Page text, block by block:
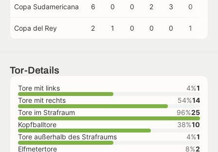
Copa Sudamericana 6 0 0 2 3 0
Copa del Rey 2 1 0 0 0 1
Tor-Details
Tore mit links 4%1
Tore mit rechts
54%14
Tore im Strafraum
96%25
Kopfballtore
38%10
Tore außerhalb des Strafraums
4%1
Elfmetertore
8%2